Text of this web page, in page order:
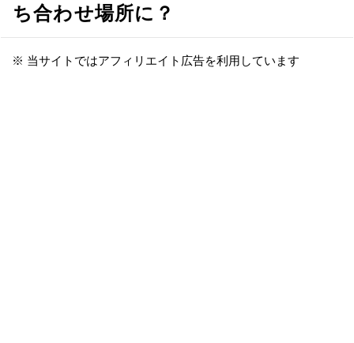
ち合わせ場所に？
※ 当サイトではアフィリエイト広告を利用しています